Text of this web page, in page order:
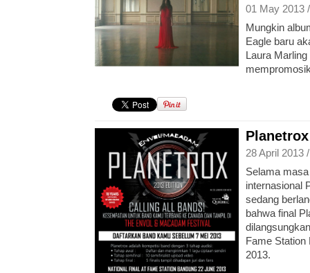
01 May 2013
Mungkin
Eagle baru
Laura
28 April 2013
Selama
internasional
sedang
bahwa final
Fame Station
2013.